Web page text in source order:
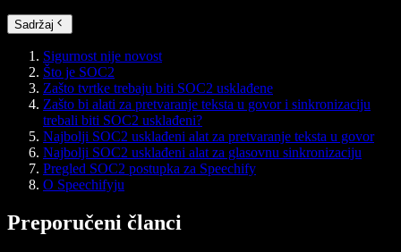
Sadržaj
Sigurnost nije novost
Što je SOC2
Zašto tvrtke trebaju biti SOC2 usklađene
Zašto bi alati za pretvaranje teksta u govor i sinkronizaciju
trebali biti SOC2 usklađeni?
Najbolji SOC2 usklađeni alat za pretvaranje teksta u govor
Najbolji SOC2 usklađeni alat za glasovnu sinkronizaciju
Pregled SOC2 postupka za Speechify
O Speechifyju
Preporučeni članci